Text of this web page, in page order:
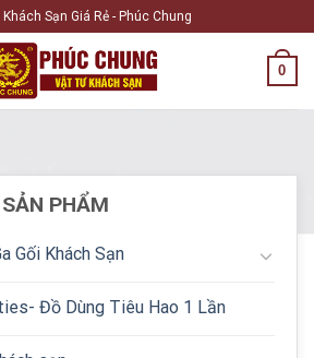
Sạn Giá Rẻ - Phúc Chung
0
PHẨM
Gối Khách Sạn
Đồ Dùng Tiêu Hao 1 Lần